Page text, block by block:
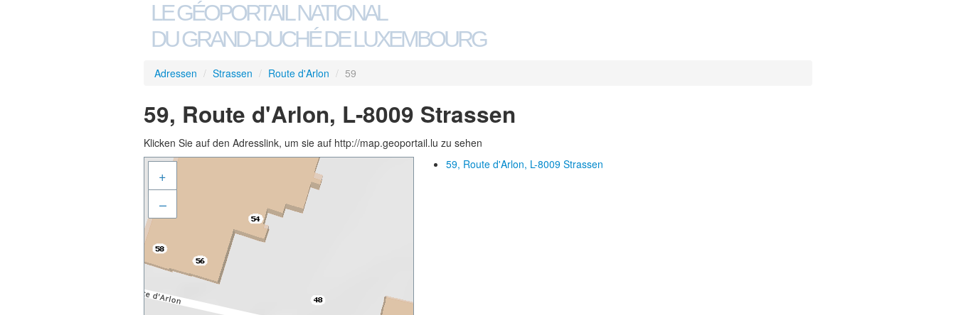
LE GÉOPORTAIL NATIONAL
DU GRAND-DUCHÉ DE LUXEMBOURG
Adressen / Strassen / Route d'Arlon / 59
59, Route d'Arlon, L-8009 Strassen
Klicken Sie auf den Adresslink, um sie auf http://map.geoportail.lu zu sehen
+
–
59, Route d'Arlon, L-8009 Strassen